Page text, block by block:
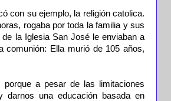
con su ejemplo, la religión catolica.
rogaba por toda la familia y sus
la Iglesia San José le enviaban a
comunión: Ella murió de 105 años,
a pesar de las limitaciones
una educación basada en